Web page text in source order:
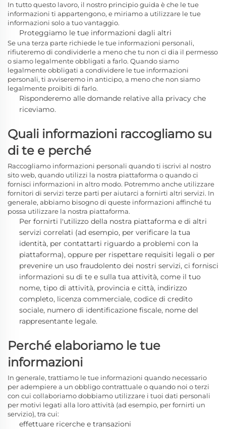
In tutto questo lavoro, il nostro principio guida è che le tue
informazioni ti appartengono, e miriamo a utilizzare le tue
informazioni solo a tuo vantaggio.
Proteggiamo le tue informazioni dagli altri
Se una terza parte richiede le tue informazioni personali,
rifiuteremo di condividerle a meno che tu non ci dia il permesso
o siamo legalmente obbligati a farlo. Quando siamo
legalmente obbligati a condividere le tue informazioni
personali, ti avviseremo in anticipo, a meno che non siamo
legalmente proibiti di farlo.
Risponderemo alle domande relative alla privacy che
riceviamo.
Quali informazioni raccogliamo su
di te e perché
Raccogliamo informazioni personali quando ti iscrivi al nostro
sito web, quando utilizzi la nostra piattaforma o quando ci
fornisci informazioni in altro modo. Potremmo anche utilizzare
fornitori di servizi terze parti per aiutarci a fornirti altri servizi. In
generale, abbiamo bisogno di queste informazioni affinché tu
possa utilizzare la nostra piattaforma.
Per fornirti l'utilizzo della nostra piattaforma e di altri
servizi correlati (ad esempio, per verificare la tua
identità, per contattarti riguardo a problemi con la
piattaforma), oppure per rispettare requisiti legali o per
prevenire un uso fraudolento dei nostri servizi, ci fornisci
informazioni su di te e sulla tua attività, come il tuo
nome, tipo di attività, provincia e città, indirizzo
completo, licenza commerciale, codice di credito
sociale, numero di identificazione fiscale, nome del
rappresentante legale.
Perché elaboriamo le tue
informazioni
In generale, trattiamo le tue informazioni quando necessario
per adempiere a un obbligo contrattuale o quando noi o terzi
con cui collaboriamo dobbiamo utilizzare i tuoi dati personali
per motivi legati alla loro attività (ad esempio, per fornirti un
servizio), tra cui:
effettuare ricerche e transazioni